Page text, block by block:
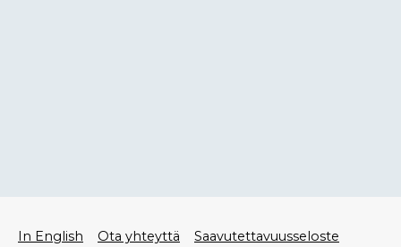
Alatunniste
In English Ota yhteyttä Saavutettavuusseloste